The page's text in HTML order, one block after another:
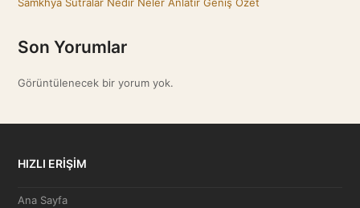
Samkhya Sutralar Nedir Neler Anlatır Geniş Özet
Son Yorumlar
Görüntülenecek bir yorum yok.
HIZLI ERİŞİM
Ana Sayfa